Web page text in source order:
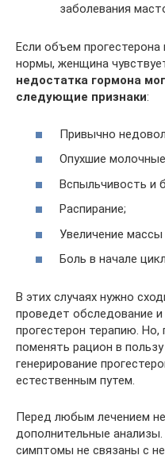
заболевания
Если объем прогестерона
нормы, женщина
недостатка гормона
следующие признаки:
Привычно
Опухшие
Вспыльчивость и
Распирание;
Увеличение
Боль в начале
В этих случаях нужно
проведет обследование
прогестерон терапию. Но,
поменять рацион в
генерирование
естественным путем.
Перед любым лечением
дополнительные
симптомы не связаны с